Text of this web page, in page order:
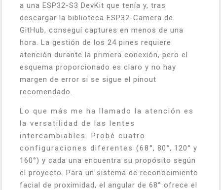
a una ESP32-S3 DevKit que tenía y, tras
descargar la biblioteca ESP32-Camera de
GitHub, conseguí captures en menos de una
hora. La gestión de los 24 pines requiere
atención durante la primera conexión, pero el
esquema proporcionado es claro y no hay
margen de error si se sigue el pinout
recomendado.
Lo que más me ha llamado la atención es
la versatilidad de las lentes
intercambiables. Probé cuatro
configuraciones diferentes (68°, 80°, 120° y
160°) y cada una encuentra su propósito según
el proyecto. Para un sistema de reconocimiento
facial de proximidad, el angular de 68° ofrece el